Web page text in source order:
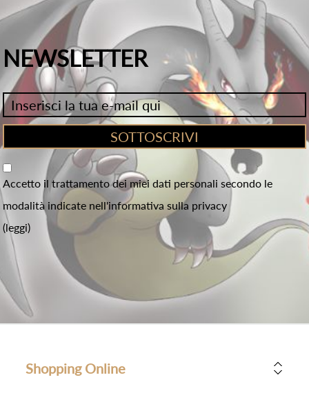
NEWSLETTER
Accetto il trattamento dei miei dati personali secondo le
modalità indicate nell'informativa sulla privacy
(leggi)
Shopping Online